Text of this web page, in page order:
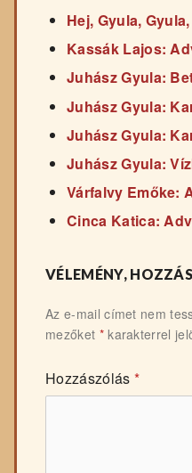
Hej, Gyula,
Kassák Lajos:
Juhász Gyula:
Juhász Gyula:
Juhász Gyula:
Juhász Gyula:
Várfalvy Emőke:
Cinca Katica:
VÉLEMÉNY,
Az e-mail címet nem
mezőket *karakterrel
Hozzászólás *